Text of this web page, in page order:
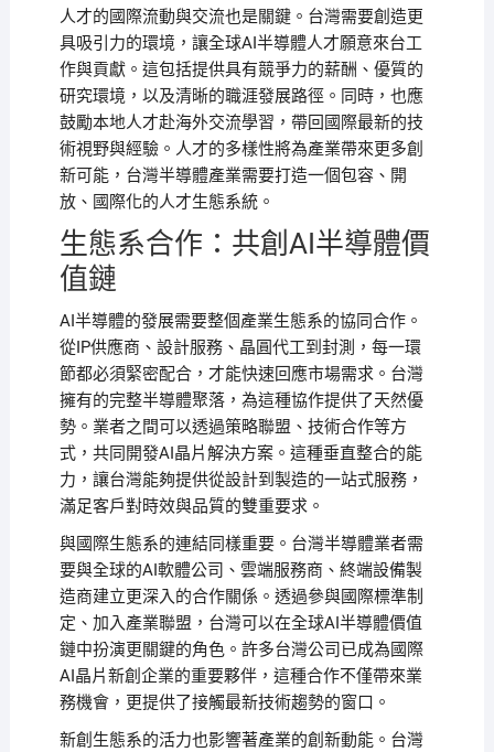
人才的國際流動與交流也是關鍵。台灣需要創造更
具吸引力的環境，讓全球AI半導體人才願意來台工
作與貢獻。這包括提供具有競爭力的薪酬、優質的
研究環境，以及清晰的職涯發展路徑。同時，也應
鼓勵本地人才赴海外交流學習，帶回國際最新的技
術視野與經驗。人才的多樣性將為產業帶來更多創
新可能，台灣半導體產業需要打造一個包容、開
放、國際化的人才生態系統。
生態系合作：共創AI半導體價
值鏈
AI半導體的發展需要整個產業生態系的協同合作。
從IP供應商、設計服務、晶圓代工到封測，每一環
節都必須緊密配合，才能快速回應市場需求。台灣
擁有的完整半導體聚落，為這種協作提供了天然優
勢。業者之間可以透過策略聯盟、技術合作等方
式，共同開發AI晶片解決方案。這種垂直整合的能
力，讓台灣能夠提供從設計到製造的一站式服務，
滿足客戶對時效與品質的雙重要求。
與國際生態系的連結同樣重要。台灣半導體業者需
要與全球的AI軟體公司、雲端服務商、終端設備製
造商建立更深入的合作關係。透過參與國際標準制
定、加入產業聯盟，台灣可以在全球AI半導體價值
鏈中扮演更關鍵的角色。許多台灣公司已成為國際
AI晶片新創企業的重要夥伴，這種合作不僅帶來業
務機會，更提供了接觸最新技術趨勢的窗口。
新創生態系的活力也影響著產業的創新動能。台灣